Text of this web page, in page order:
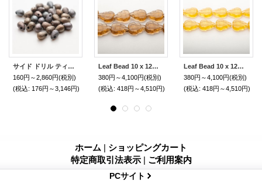
サイド ドリル ティアドロップ 4×6mm ジンクアイリス
160円～2,860円(税別)
(税込: 176円～3,146円)
Leaf Bead 10 x 12mm スモークトパーズBead Art 36号 チェコ特集 使用ビーズ
380円～4,100円(税別)
(税込: 418円～4,510円)
Leaf Bead 10 x 12mm アンバーBead Art 36号 チェコ特集 使用ビーズ
380円～4,100円(税別)
(税込: 418円～4,510円)
ホーム | ショッピングカート
特定商取引法表示 | ご利用案内
PCサイト